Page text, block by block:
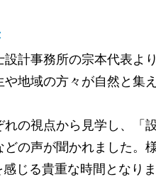
計事務所の宗本代表よ
地域の方々が自然と集
の視点から見学し、「
の声が聞かれました。
じる貴重な時間となりま